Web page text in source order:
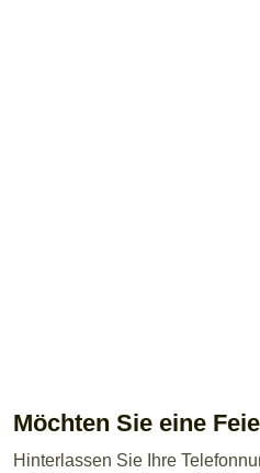
Möchten Sie eine
Hinterlassen Sie Ihre